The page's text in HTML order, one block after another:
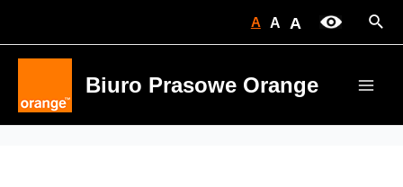
A A A
Biuro Prasowe Orange